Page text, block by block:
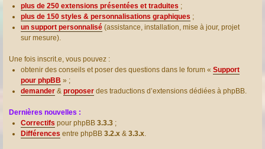
plus de 250 extensions présentées et traduites ;
plus de 150 styles & personnalisations graphiques ;
un support personnalisé (assistance, installation, mise à jour, projet
sur mesure).
Une fois inscrit.e, vous pouvez :
obtenir des conseils et poser des questions dans le forum « Support
pour phpBB » ;
demander & proposer des traductions d’extensions dédiées à phpBB.
Dernières nouvelles :
Correctifs pour phpBB 3.3.3 ;
Différences entre phpBB 3.2.x & 3.3.x.